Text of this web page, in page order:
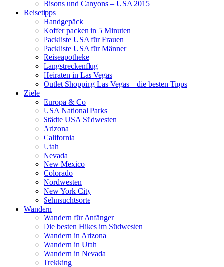
Bisons und Canyons – USA 2015
Reisetipps
Handgepäck
Koffer packen in 5 Minuten
Packliste USA für Frauen
Packliste USA für Männer
Reiseapotheke
Langstreckenflug
Heiraten in Las Vegas
Outlet Shopping Las Vegas – die besten Tipps
Ziele
Europa & Co
USA National Parks
Städte USA Südwesten
Arizona
California
Utah
Nevada
New Mexico
Colorado
Nordwesten
New York City
Sehnsuchtsorte
Wandern
Wandern für Anfänger
Die besten Hikes im Südwesten
Wandern in Arizona
Wandern in Utah
Wandern in Nevada
Trekking